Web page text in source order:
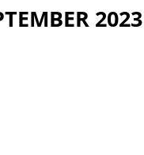
2023